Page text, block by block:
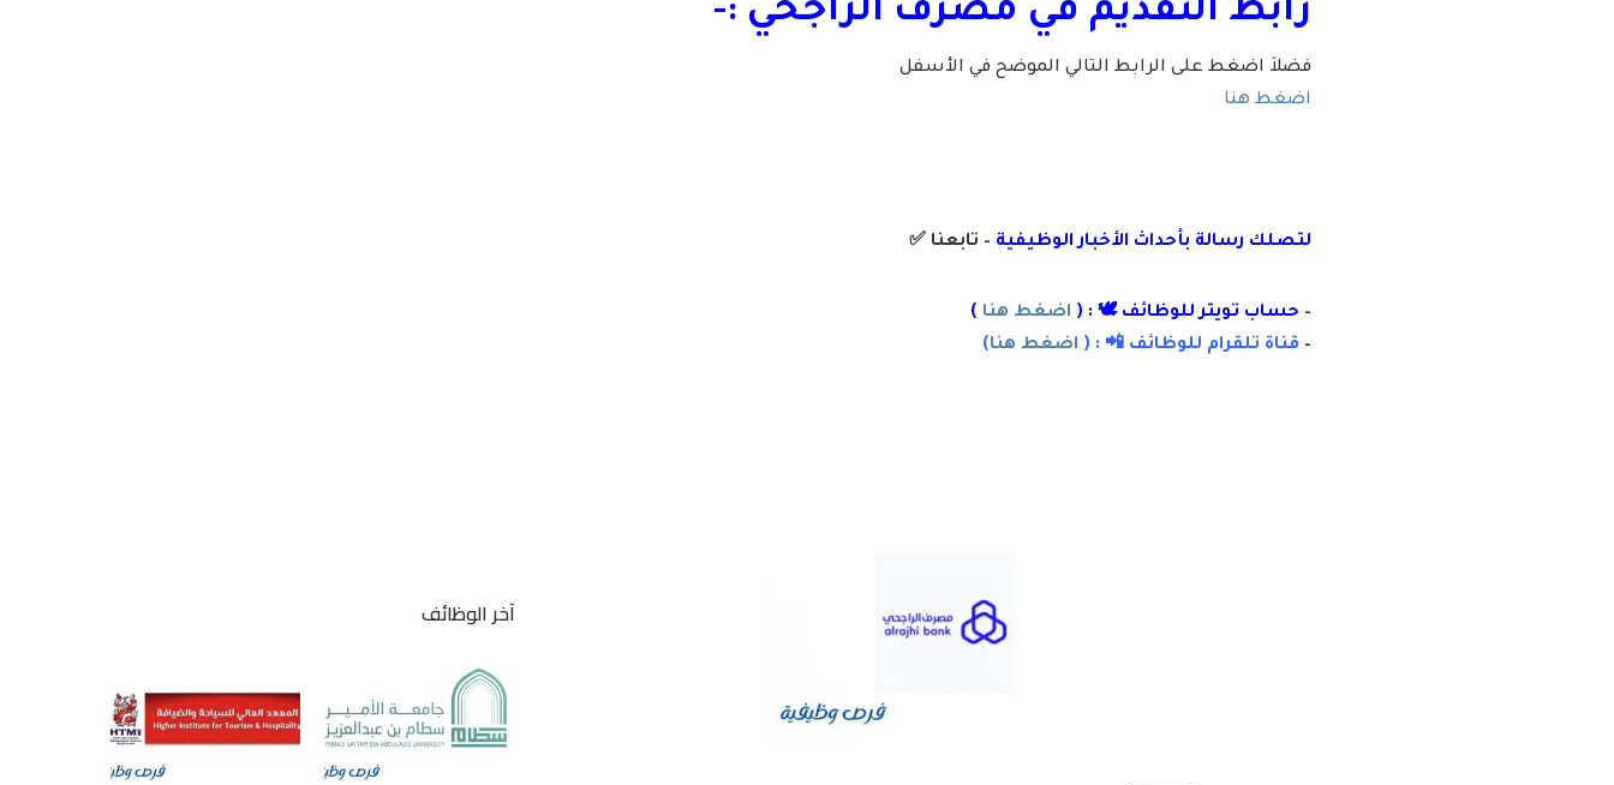
رابط التقديم في مصرف الراجحي :-
فضلاَ اضغط على الرابط التالي الموضح في الأسفل
اضغط هنا
لتصلك رسالة بأحداث الأخبار الوظيفية – تابعنا ✅
– حساب تويتر للوظائف 🕊 : ( اضغط هنا )
– قناة تلقرام للوظائف 📲 : ( اضغط هنا)
آخر الوظائف